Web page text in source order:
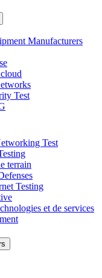
Manufacturers
Test
Test
terrain
Testing
et de services